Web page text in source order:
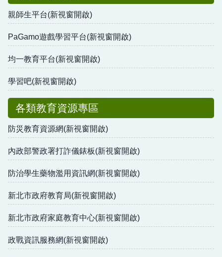
親師生平台(新視窗開啟)
PaGamo遊戲學習平台(新視窗開啟)
均一教育平台(新視窗開啟)
學習吧(新視窗開啟)
各類教育資源專區
防災教育資源網(新視窗開啟)
內政部警政署打詐儀錶板(新視窗開啟)
防治學生藥物濫用資訊網(新視窗開啟)
新北市政府教育局(新視窗開啟)
新北市政府家庭教育中心(新視窗開啟)
政戰資訊服務網(新視窗開啟)